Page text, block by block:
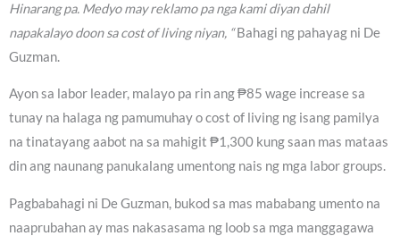
Hinarang pa. Medyo may reklamo pa nga kami diyan dahil
napakalayo doon sa cost of living niyan, “Bahagi ng pahayag ni De
Guzman.
Ayon sa labor leader, malayo pa rin ang ₱85 wage increase sa
tunay na halaga ng pamumuhay o cost of living ng isang pamilya
na tinatayang aabot na sa mahigit ₱1,300 kung saan mas mataas
din ang naunang panukalang umentong nais ng mga labor groups.
Pagbabahagi ni De Guzman, bukod sa mas mababang umento na
naaprubahan ay mas nakasasama ng loob sa mga manggagawa